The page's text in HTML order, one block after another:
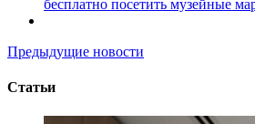
бесплатно посетить музейные
Предыдущие новости
Статьи